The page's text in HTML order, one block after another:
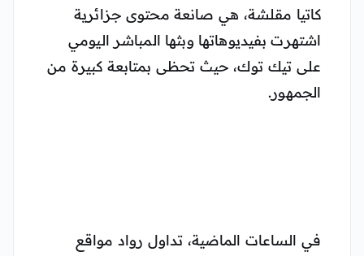
كاتيا مقلشة، هي صانعة محتوى جزائرية
اشتهرت بفيديوهاتها وبثها المباشر اليومي
على تيك توك، حيث تحظى بمتابعة كبيرة من
الجمهور.
في الساعات الماضية، تداول رواد مواقع